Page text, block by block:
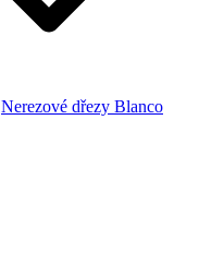
Nerezové dřezy Blanco